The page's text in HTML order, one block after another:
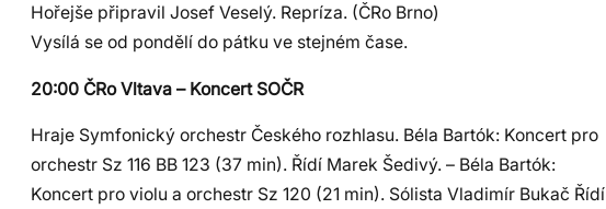
Hořejše připravil Josef Veselý. Repríza. (ČRo Brno)
Vysílá se od pondělí do pátku ve stejném čase.
20:00 ČRo Vltava – Koncert SOČR
Hraje Symfonický orchestr Českého rozhlasu. Béla Bartók: Koncert pro
orchestr Sz 116 BB 123 (37 min). Řídí Marek Šedivý. – Béla Bartók:
Koncert pro violu a orchestr Sz 120 (21 min). Sólista Vladimír Bukač Řídí